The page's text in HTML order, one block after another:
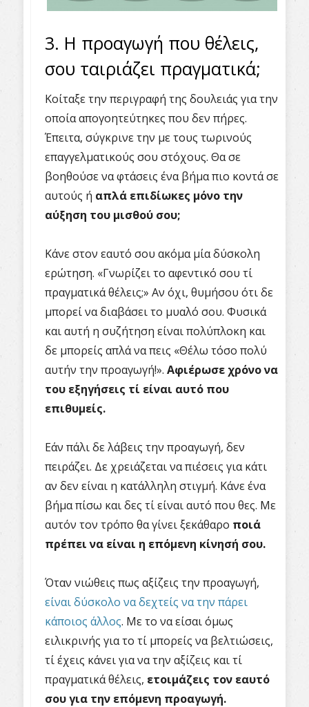
3. Η προαγωγή που θέλεις,
σου ταιριάζει πραγματικά;
Κοίταξε την περιγραφή της δουλειάς για την
οποία απογοητεύτηκες που δεν πήρες.
Έπειτα, σύγκρινε την με τους τωρινούς
επαγγελματικούς σου στόχους. Θα σε
βοηθούσε να φτάσεις ένα βήμα πιο κοντά σε
αυτούς ή απλά επιδίωκες μόνο την
αύξηση του μισθού σου;
Κάνε στον εαυτό σου ακόμα μία δύσκολη
ερώτηση. «Γνωρίζει το αφεντικό σου τί
πραγματικά θέλεις;» Αν όχι, θυμήσου ότι δε
μπορεί να διαβάσει το μυαλό σου. Φυσικά
και αυτή η συζήτηση είναι πολύπλοκη και
δε μπορείς απλά να πεις «Θέλω τόσο πολύ
αυτήν την προαγωγή!». Αφιέρωσε χρόνο να
του εξηγήσεις τί είναι αυτό που
επιθυμείς.
Εάν πάλι δε λάβεις την προαγωγή, δεν
πειράζει. Δε χρειάζεται να πιέσεις για κάτι
αν δεν είναι η κατάλληλη στιγμή. Κάνε ένα
βήμα πίσω και δες τί είναι αυτό που θες. Με
αυτόν τον τρόπο θα γίνει ξεκάθαρο ποιά
πρέπει να είναι η επόμενη κίνησή σου.
Όταν νιώθεις πως αξίζεις την προαγωγή,
είναι δύσκολο να δεχτείς να την πάρει
κάποιος άλλος. Με το να είσαι όμως
ειλικρινής για το τί μπορείς να βελτιώσεις,
τί έχεις κάνει για να την αξίζεις και τί
πραγματικά θέλεις, ετοιμάζεις τον εαυτό
σου για την επόμενη προαγωγή.